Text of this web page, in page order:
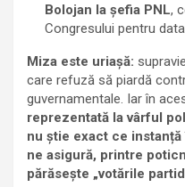
Bolojan la șefia PNL,
Congresului pentru
Miza este uriașă:
care refuză să piardă
guvernamentale. Iar în
reprezentată la vârful
nu știe exact ce
ne asigură, printre
părăsește „votările